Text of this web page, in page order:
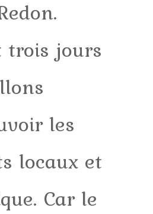
trois jours
les
locaux et
Car le